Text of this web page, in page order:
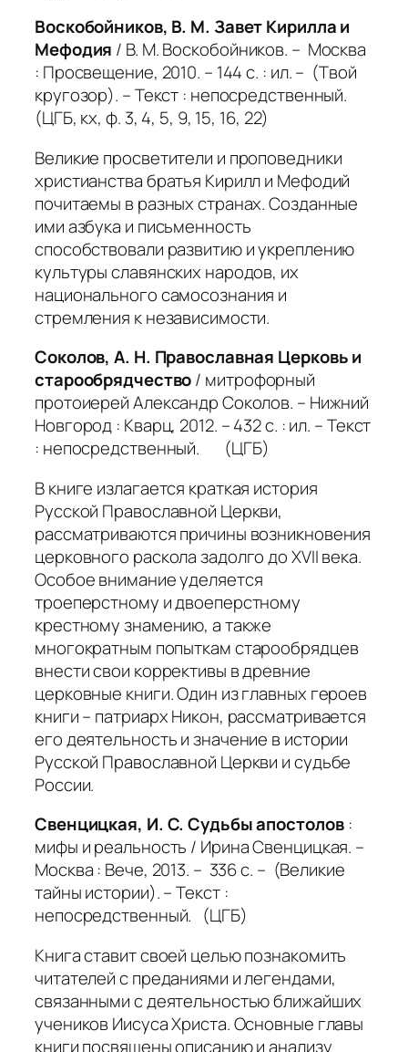
Воскобойников, В. М. Завет Кирилла и
Мефодия / В. М. Воскобойников. – Москва
: Просвещение, 2010. – 144 с. : ил. – (Твой
кругозор). – Текст : непосредственный.
(ЦГБ, кх, ф. 3, 4, 5, 9, 15, 16, 22)
Великие просветители и проповедники
христианства братья Кирилл и Мефодий
почитаемы в разных странах. Созданные
ими азбука и письменность
способствовали развитию и укреплению
культуры славянских народов, их
национального самосознания и
стремления к независимости.
Соколов, А. Н. Православная Церковь и
старообрядчество/ митрофорный
протоиерей Александр Соколов. – Нижний
Новгород : Кварц, 2012. – 432 с. : ил. – Текст
: непосредственный. (ЦГБ)
В книге излагается краткая история
Русской Православной Церкви,
рассматриваются причины возникновения
церковного раскола задолго до XVII века.
Особое внимание уделяется
троеперстному и двоеперстному
крестному знамению, а также
многократным попыткам старообрядцев
внести свои коррективы в древние
церковные книги. Один из главных героев
книги – патриарх Никон, рассматривается
его деятельность и значение в истории
Русской Православной Церкви и судьбе
России.
Свенцицкая, И. С. Судьбы апостолов :
мифы и реальность / Ирина Свенцицкая. –
Москва : Вече, 2013. – 336 с. – (Великие
тайны истории). – Текст :
непосредственный. (ЦГБ)
Книга ставит своей целью познакомить
читателей с преданиями и легендами,
связанными с деятельностью ближайших
учеников Иисуса Христа. Основные главы
книги посвящены описанию и анализу